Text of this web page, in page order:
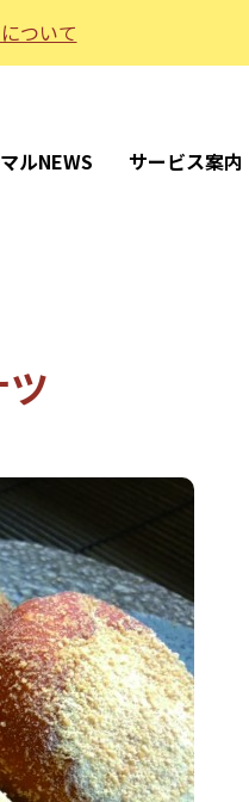
ついて
ルNEWS サービス案内